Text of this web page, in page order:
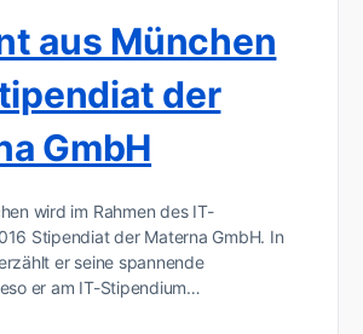
aus München
der
GmbH
wird im Rahmen des IT-
Stipendiat der Materna GmbH. In
er seine spannende
er am IT-Stipendium…